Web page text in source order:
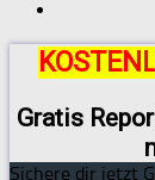
Gratis
Sichere dir jetzt